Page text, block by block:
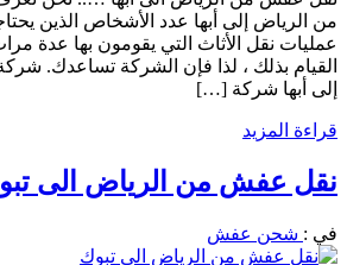
من الرياض إلى أبها عدد الأشخاص الذين
عمليات نقل الأثاث التي يقومون بها عدة
القيام بذلك ، لذا فإن الشركة تساعدك.
إلى أبها شركة […]
قراءة المزيد
نقل عفش من الرياض الى
في : شحن عفش